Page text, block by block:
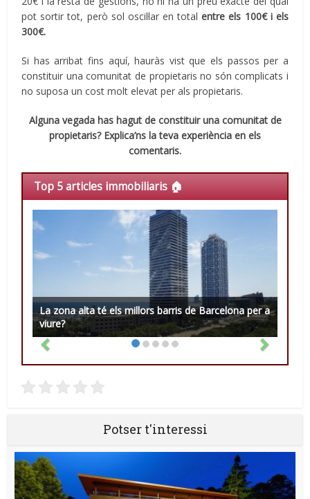
pot sortir tot, però sol oscil·lar en totalentre els 100€ i els
300€.
Si has arribat fins aquí, hauràs vist que els passos per a
constituir una comunitat de propietaris no són complicats i
no suposa un cost molt elevat per als propietaris.
Alguna vegada has hagut de constituir una comunitat de
propietaris? Explica’ns la teva experiència en els
comentaris.
Top 5 articles immobiliaris 🏠
La zona alta té els millors barris de Barcelona per a
viure?
Potser t'interessi